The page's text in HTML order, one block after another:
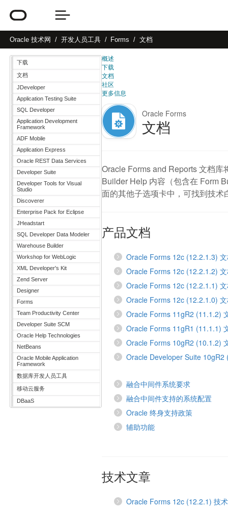
Oracle 技术网 开发人员工具 Forms 文档
下载
文档
JDeveloper
Application Testing Suite
SQL Developer
Application Development
Framework
ADF Mobile
Application Express
Oracle REST Data Services
Developer Suite
Developer Tools for Visual
Studio
Discoverer
Enterprise Pack for Eclipse
JHeadstart
SQL Developer Data Modeler
Warehouse Builder
Workshop for WebLogic
XML Developer's Kit
Zend Server
Designer
Forms
Team Productivity Center
Developer Suite SCM
Oracle Help Technologies
NetBeans
Oracle Mobile Application
Framework
数据库开发人员工具
移动云服务
DBaaS
概述
下载
文档
社区
更多信息
Oracle Forms
文档
Oracle Forms and Reports 文档
Builder Help 内容（包含在 Form
面的其他子选项卡中，可找到技
产品文档
Oracle Forms 12c (12.2.1.3)
Oracle Forms 12c (12.2.1.2)
Oracle Forms 12c (12.2.1.1)
Oracle Forms 12c (12.2.1.0)
Oracle Forms 11gR2 (11.1.2)
Oracle Forms 11gR1 (11.1.1)
Oracle Forms 10gR2 (10.1.2)
Oracle Developer Suite 10gR2
融合中间件系统要求
融合中间件支持的系统配置
Oracle 终身支持政策
辅助功能
技术文章
Oracle Forms 12c (12.2.1) 技